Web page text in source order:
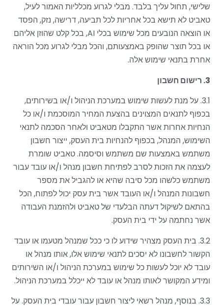
שלישי, תחול עליך בלבד. מבלי לגרוע מכלליות האמור לעיל,
טאביט לא תישא בכל אחריות לכל תביעה, דרישה, נזק, הפסד
או הוצאה הנובעים מכל שימוש בכלי AI, בכל קלט שהוזן אליהם
או בכל תוצר שהופק באמצעותם, והכל מבלי לגרוע מכל הוראה
אחרת בתנאי שימוש אלה.
3. רישום חשבון
3.1. על מנת לעשות שימוש במערכת הניהול ו/או בשירותים,
בכפוף לתנאים המצוינים בהצעת המחיר המוסכמת ו/או כל
הנחיות אחרות אשר התקבלו מטאביט ולאחר הסכמה לתנאי
השימוש, המנהל, בכפוף להנחיות בית העסק, ייצור חשבון
משתמש באמצעות שם משתמש וסיסמה. טאביט שומרת
לעצמה את הזכות לסרב לפתיחת חשבון מנהל ו/או עובד עבור
משתמש כלשהו מכל סיבה שהיא או להגביל את מספר
חשבונות המנהל ו/או העובד אשר בית עסק יכול לפתוח, הכל
בהתאם לשיקול דעתה הבלעדי של טאביט ולהזמנת העבודה
אשר נחתמה על ידי בית העסק.
3.2. בית העסק מצהיר שידוע לו כי ככל שמנהל מטעמו או עובד
הקשור לחשבונו לא יסכים לתנאי שימוש אלו, אותו מנהל או
עובד לא יוכל לעשות כל שימוש במערכת הניהול ו/או השירותים
ומידע המקושר לאותו מנהל או עובד לא ייכלל במערכת הניהול.
3.3. בנוסף, מנהל רשאי ליצור חשבון עבור עובדי בית העסק. על